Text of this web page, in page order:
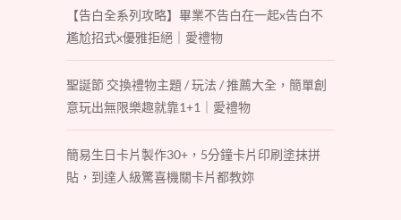
【告白全系列攻略】畢業不告白在一起x告白不
尷尬招式x優雅拒絕｜愛禮物
聖誕節 交換禮物主題 / 玩法 / 推薦大全，簡單創
意玩出無限樂趣就靠1+1｜愛禮物
簡易生日卡片製作30+，5分鐘卡片印刷塗抹拼
貼，到達人級驚喜機關卡片都教妳